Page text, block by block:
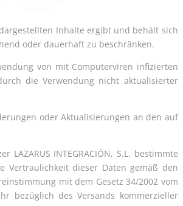
dargestellten Inhalte ergibt und behält sich
oder dauerhaft zu beschränken.
von mit Computerviren infizierten
die Verwendung nicht aktualisierter
oder Aktualisierungen an den auf
INTEGRACIÓN, S.L. bestimmte
Vertraulichkeit dieser Daten gemäß den
mit dem Gesetz 34/2002 vom
bezüglich des Versands kommerzieller